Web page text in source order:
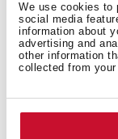
We use cookies to
social media
information about
advertising and
other information
collected from